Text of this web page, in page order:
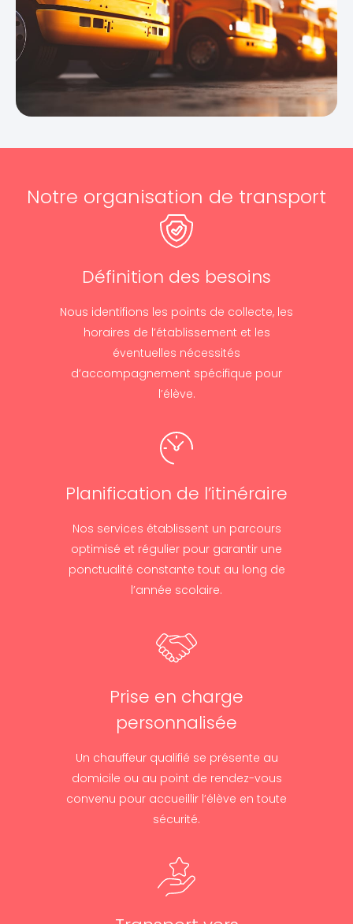
Notre organisation de transport
Définition des besoins
Nous identifions les points de collecte, les
horaires de l’établissement et les
éventuelles nécessités
d’accompagnement spécifique pour
l’élève.
Planification de l’itinéraire
Nos services établissent un parcours
optimisé et régulier pour garantir une
ponctualité constante tout au long de
l’année scolaire.
Prise en charge
personnalisée
Un chauffeur qualifié se présente au
domicile ou au point de rendez-vous
convenu pour accueillir l’élève en toute
sécurité.